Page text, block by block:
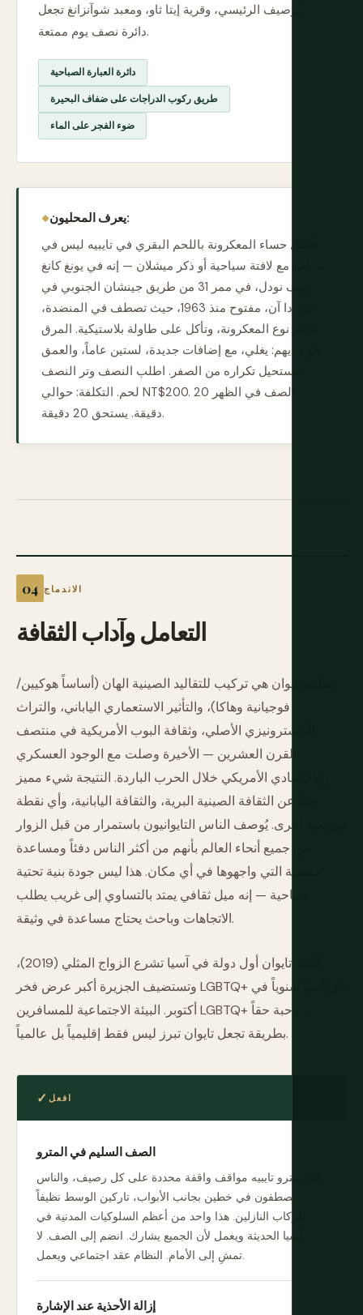
الرصيف الرئيسي، وقرية إيتا ثاو، ومعبد شوآنزانغ تجعل
دائرة نصف يوم ممتعة.
دائرة العبارة الصباحية
طريق ركوب الدراجات على ضفاف البحيرة
ضوء الفجر على الماء
يعرف المحليون:
أفضل حساء المعكرونة باللحم البقري في تايبيه ليس في
مطعم مع لافتة سياحية أو ذكر ميشلان — إنه في يونغ كانغ
بيف نودل، في ممر 31 من طريق جينشان الجنوبي في
حي دا آن، مفتوح منذ 1963، حيث تصطف في المنضدة،
تختار نوع المعكرونة، وتأكل على طاولة بلاستيكية. المرق
هو ما يهم: يغلي، مع إضافات جديدة، لستين عاماً، والعمق
مستحيل تكراره من الصفر. اطلب النصف وتر النصف
لحم. التكلفة: حوالي NT$200. الصف في الظهر 20
دقيقة. يستحق 20 دقيقة.
الاندماج
الثقافة وآدابالتعامل
ثقافة تايوان هي تركيب للتقاليد الصينية الهان (أساساً هوكيين/
فوجيانية وهاكا)، والتأثير الاستعماري الياباني، والتراث
الأوسترونيزي الأصلي، وثقافة البوب الأمريكية في منتصف
القرن العشرين — الأخيرة وصلت مع الوجود العسكري
والاقتصادي الأمريكي خلال الحرب الباردة. النتيجة شيء مميز
حقاً عن الثقافة الصينية البرية، والثقافة اليابانية، وأي نقطة
مرجعية أخرى. يُوصف الناس التايوانيون باستمرار من قبل الزوار
من جميع أنحاء العالم بأنهم من أكثر الناس دفئاً ومساعدة
حقيقية التي واجهوها في أي مكان. هذا ليس جودة بنية تحتية
سياحية — إنه ميل ثقافي يمتد بالتساوي إلى غريب يطلب
الاتجاهات وباحث يحتاج مساعدة في وثيقة.
كانت تايوان أول دولة في آسيا تشرع الزواج المثلي (2019)،
وتستضيف الجزيرة أكبر عرض فخر LGBTQ+ في آسيا سنوياً في
أكتوبر. البيئة الاجتماعية للمسافرين LGBTQ+ مرحبة حقاً
بطريقة تجعل تايوان تبرز ليس فقط إقليمياً بل عالمياً.
افعل
الصف السليم في المترو
لدى مترو تايبيه مواقف واقفة محددة على كل رصيف، والناس
يصطفون في خطين بجانب الأبواب، تاركين الوسط نظيفاً
للركاب النازلين. هذا واحد من أعظم السلوكيات المدنية في
آسيا الحديثة ويعمل لأن الجميع يشارك. انضم إلى الصف. لا
تمشِ إلى الأمام. النظام عقد اجتماعي ويعمل.
إزالة الأحذية عند الإشارة